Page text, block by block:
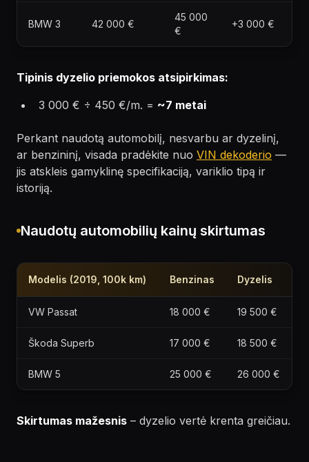
BMW 3 42 000 €
45 000
€
+3 000 €
Tipinis dyzelio priemokos atsipirkimas:
3 000 € ÷ 450 €/m. = ~7 metai
Perkant naudotą automobilį, nesvarbu ar dyzelinį,
ar benzininį, visada pradėkite nuo VIN dekoderio —
jis atskleis gamyklinę specifikaciją, variklio tipą ir
istoriją.
Naudotų automobilių kainų skirtumas
Modelis (2019, 100k km) Benzinas Dyzelis
VW Passat 18 000 € 19 500 €
Škoda Superb 17 000 € 18 500 €
BMW 5 25 000 € 26 000 €
Skirtumas mažesnis – dyzelio vertė krenta greičiau.